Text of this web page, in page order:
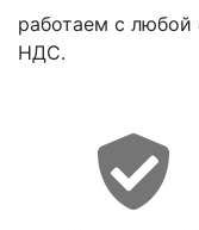
работаем с
НДС.